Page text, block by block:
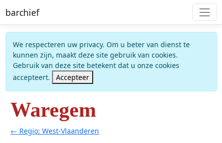
barchief
We respecteren uw privacy. Om u beter van dienst te
kunnen zijn, maakt deze site gebruik van cookies.
Gebruik van deze site betekent dat u onze cookies
accepteert.
Accepteer
Waregem
← Regio: West-Vlaanderen